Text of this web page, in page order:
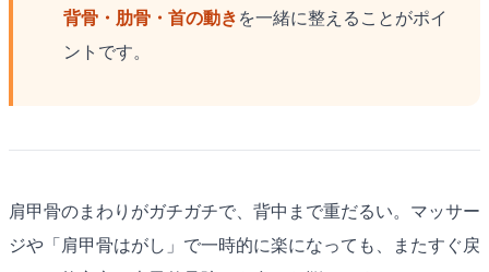
背骨・肋骨・首の動き を一緒に整えることがポイ
ントです。
肩甲骨のまわりがガチガチで、背中まで重だるい。マッサー
ジや「肩甲骨はがし」で一時的に楽になっても、またすぐ戻